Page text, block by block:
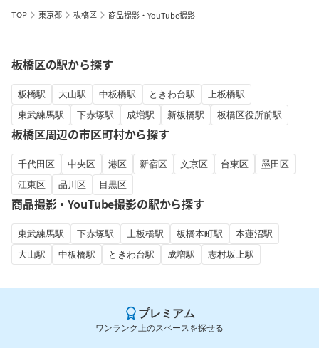
TOP 東京都 板橋区 商品撮影・YouTube撮影
板橋区の駅から探す
板橋駅 大山駅 中板橋駅 ときわ台駅
上板橋駅
東武練馬駅
下赤塚駅 成増駅 新板橋駅 板橋区役所前駅
板橋区周辺の市区町村から探す
千代田区 中央区 港区 新宿区 文京区 台東区
墨田区
江東区
品川区 目黒区
商品撮影・YouTube撮影の駅から探す
東武練馬駅 下赤塚駅 上板橋駅 板橋本町駅
本蓮沼駅
大山駅
中板橋駅 ときわ台駅 成増駅 志村坂上駅
プレミアム
ワンランク上のスペースを探せる